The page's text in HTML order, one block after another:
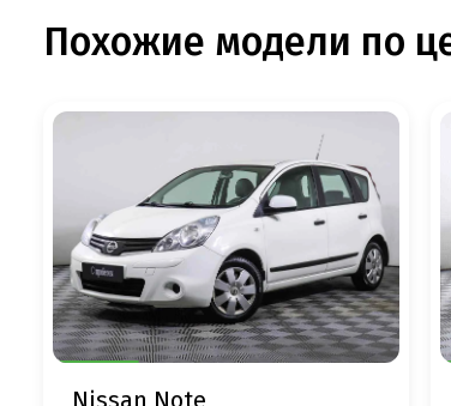
Похожие модели по